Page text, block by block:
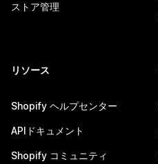
ストア管理
リソース
Shopify ヘルプセンター
APIドキュメント
Shopify コミュニティ